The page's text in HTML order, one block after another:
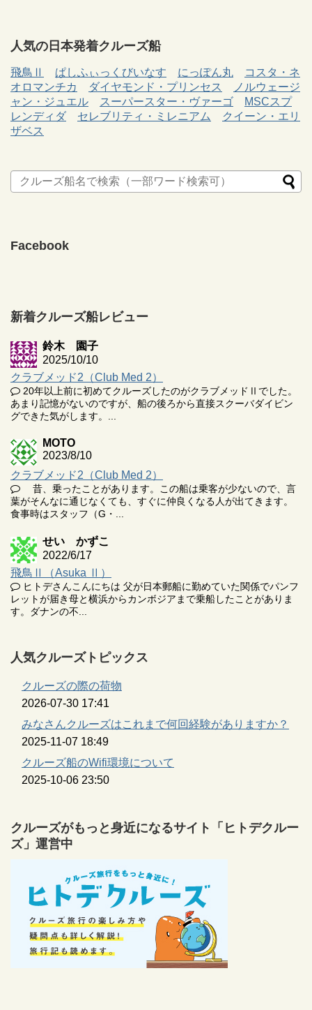
人気の日本発着クルーズ船
飛鳥Ⅱ ぱしふぃっくびいなす にっぽん丸
コスタ・ネ
オロマンチカ
ダイヤモンド・プリンセス
ノルウェージ
ャン・ジュエル
スーパースター・ヴァーゴ
MSCスプ
レンディダ
セレブリティ・ミレニアム
クイーン・エリ
ザベス
Facebook
新着クルーズ船レビュー
鈴木 園子
2025/10/10
クラブメッド2（Club Med 2）
20年以上前に初めてクルーズしたのがクラブメッドⅡでした。
あまり記憶がないのですが、船の後ろから直接スクーバダイビン
グできた気がします。...
MOTO
2023/8/10
クラブメッド2（Club Med 2）
昔、乗ったことがあります。この船は乗客が少ないので、言
葉がそんなに通じなくても、すぐに仲良くなる人が出てきます。
食事時はスタッフ（G・...
せい かずこ
2022/6/17
飛鳥Ⅱ（Asuka Ⅱ）
ヒトデさんこんにちは 父が日本郵船に勤めていた関係でパンフ
レットが届き母と横浜からカンボジアまで乗船したことがありま
す。ダナンの不...
人気クルーズトピックス
クルーズの際の荷物
2026-07-30 17:41
みなさんクルーズはこれまで何回経験がありますか？
2025-11-07 18:49
クルーズ船のWifi環境について
2025-10-06 23:50
クルーズがもっと身近になるサイト「ヒトデクルー
ズ」運営中